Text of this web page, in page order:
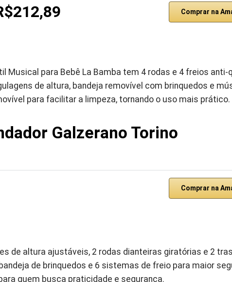
Comprar na
Musical para Bebê La Bamba tem 4 rodas e 4 freios anti-
de altura, bandeja removível com brinquedos e
para facilitar a limpeza, tornando o uso mais prático.
Galzerano Torino
Comprar na
de altura ajustáveis, 2 rodas dianteiras giratórias e 2
de brinquedos e 6 sistemas de freio para maior
quem busca praticidade e segurança.